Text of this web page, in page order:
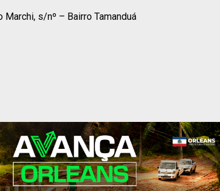
Marchi, s/nº – Bairro Tamanduá